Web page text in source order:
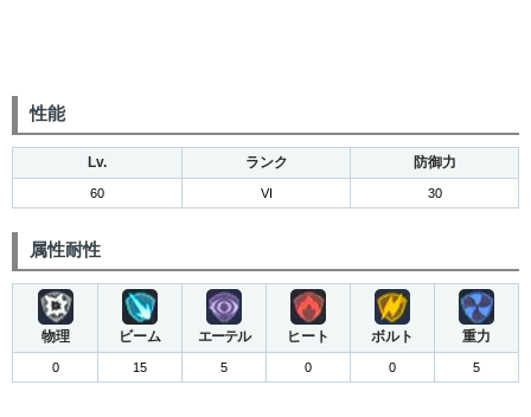
性能
Lv. ランク 防御力
60 VI 30
属性耐性
物理 ビーム エーテル ヒート ボルト 重力
0 15 5 0 0 5